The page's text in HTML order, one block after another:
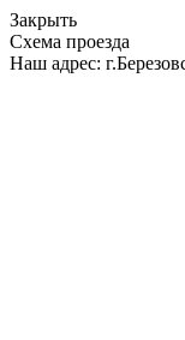
Закрыть
Схема проезда
Наш адрес: